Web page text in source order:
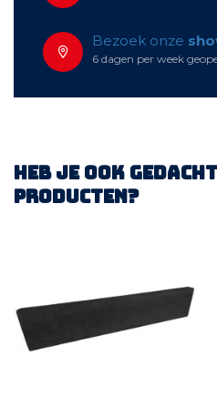
Bezoek onze
6 dagen per week
Heb je ook
producten?